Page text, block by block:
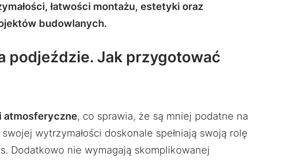
łatwości montażu, estetyki oraz
budowlanych.
podjeździe. Jak przygotować
atmosferyczne, co sprawia, że są mniej podatne na
wytrzymałości doskonale spełniają swoją rolę
Dodatkowo nie wymagają skomplikowanej